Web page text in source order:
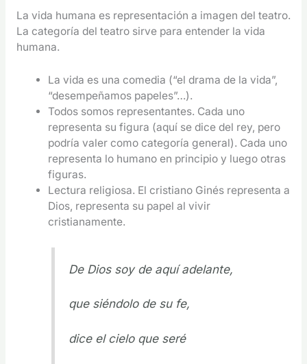
La vida humana es representación a imagen del teatro.
La categoría del teatro sirve para entender la vida
humana.
La vida es una comedia (“el drama de la vida”,
“desempeñamos papeles”…).
Todos somos representantes. Cada uno
representa su figura (aquí se dice del rey, pero
podría valer como categoría general). Cada uno
representa lo humano en principio y luego otras
figuras.
Lectura religiosa. El cristiano Ginés representa a
Dios, representa su papel al vivir
cristianamente.
De Dios soy de aquí adelante,
que siéndolo de su fe,
dice el cielo que seré